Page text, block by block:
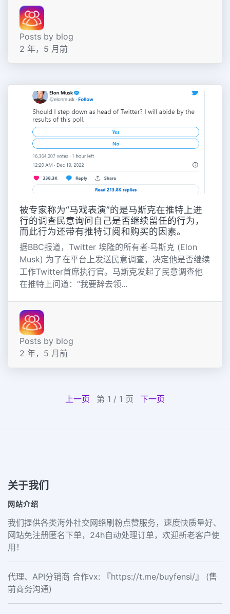
Posts by blog
2 年，5 月前
被专家称为“马戏表演”的是马斯克在推特上进
行的调查民意询问自己是否继续留任的行为，
而此行为还带有推特订阅和购买的因素。
据BBC报道，Twitter 埃隆的所有者·马斯克 (Elon
Musk) 为了在平台上发送民意调查，决定他是否继续
工作Twitter首席执行官。马斯克发起了民意调查他
在推特上问道：“我要辞去领...
Posts by blog
2 年，5 月前
上一页 第 1 / 1 页 下一页
关于我们
网站介绍
我们提供各类海外社交网络刷粉点赞服务，速度快质量好、
网站免注册匿名下单，24h自动处理订单，欢迎新老客户使
用！
代理、API分销商 合作vx: 『https://t.me/buyfensi/』 (售
前商务沟通)